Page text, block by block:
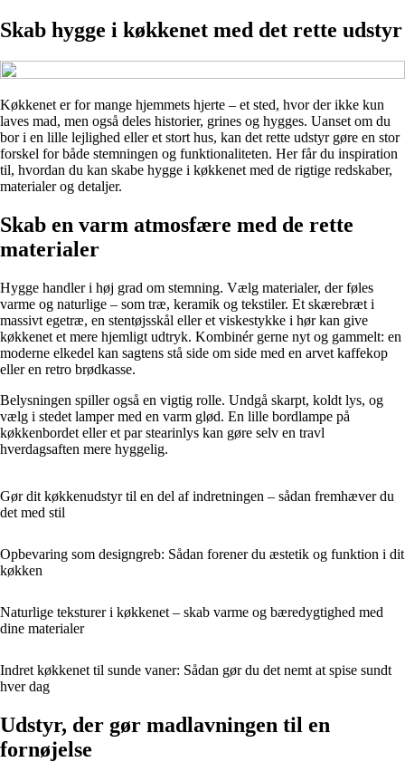
Skab hygge i køkkenet med det rette udstyr
Køkkenet er for mange hjemmets hjerte – et sted, hvor der ikke kun
laves mad, men også deles historier, grines og hygges. Uanset om du
bor i en lille lejlighed eller et stort hus, kan det rette udstyr gøre en stor
forskel for både stemningen og funktionaliteten. Her får du inspiration
til, hvordan du kan skabe hygge i køkkenet med de rigtige redskaber,
materialer og detaljer.
Skab en varm atmosfære med de rette
materialer
Hygge handler i høj grad om stemning. Vælg materialer, der føles
varme og naturlige – som træ, keramik og tekstiler. Et skærebræt i
massivt egetræ, en stentøjsskål eller et viskestykke i hør kan give
køkkenet et mere hjemligt udtryk. Kombinér gerne nyt og gammelt: en
moderne elkedel kan sagtens stå side om side med en arvet kaffekop
eller en retro brødkasse.
Belysningen spiller også en vigtig rolle. Undgå skarpt, koldt lys, og
vælg i stedet lamper med en varm glød. En lille bordlampe på
køkkenbordet eller et par stearinlys kan gøre selv en travl
hverdagsaften mere hyggelig.
Gør dit køkkenudstyr til en del af indretningen – sådan fremhæver du
det med stil
Opbevaring som designgreb: Sådan forener du æstetik og funktion i dit
køkken
Naturlige teksturer i køkkenet – skab varme og bæredygtighed med
dine materialer
Indret køkkenet til sunde vaner: Sådan gør du det nemt at spise sundt
hver dag
Udstyr, der gør madlavningen til en
fornøjelse